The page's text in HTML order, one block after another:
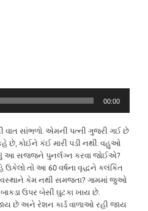
00:00
સાંભળો. એમની પત્ની ગુજરી ગઈ છે
છે, કોઈને કંઈ મારી પડી નથી. વહુઓ
આ સજ્જને પુનર્લગ્ન કરવા જોઈએ?
તો આ 60 વર્ષના વૃદ્ધને કલંકિત
કેમ નથી સમજતા? ગામમાં જુઓ
ઉપર બેસી ઘુટકા ખાય છે.
છે અને રેશન કાર્ડ વાળાઓ રહી જાય